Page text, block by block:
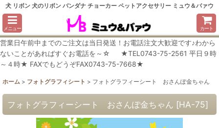
犬 リボン 犬のリボン バンダナ チョーカー ペットアクセサリー ミュウ＆バァウ
メニュー カート
営業日午前中までのご注文は当日発送！お電話注文大歓迎です♪わから
ないことがあればすぐお電話を～☆ ★TEL0743-75-2561 平日９時
～４時★ FAXでもどうぞFAX0743-75-7668★
ホーム > フォトグラフィシート > フォトグラフィーシート おさんぽ金ちゃん
フォトグラフィーシート おさんぽ金ちゃん [HA-75]